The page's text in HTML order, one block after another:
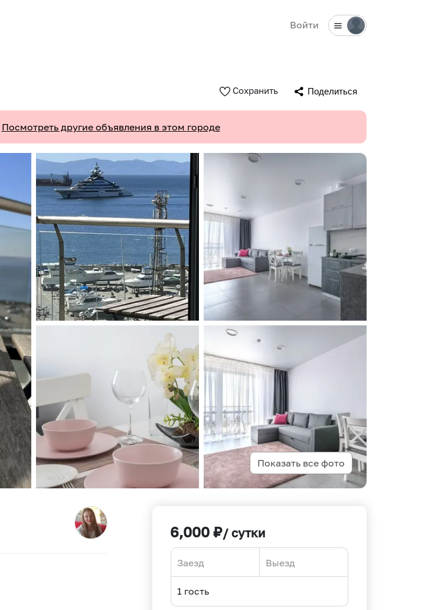
Войти
Сохранить Поделиться
Посмотреть другие объявления в этом городе
Показать все фото
6,000 ₽/ сутки
forward